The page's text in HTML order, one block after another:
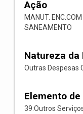
Ação
MANUT.
SANEAMENTO
Natureza da
Outras Despesas
Elemento
39:Outros